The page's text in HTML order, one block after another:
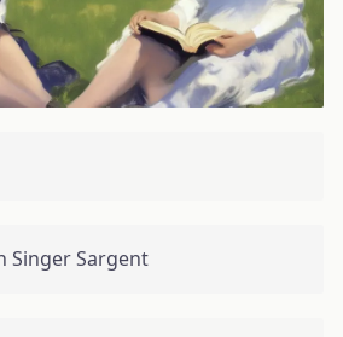
Singer Sargent